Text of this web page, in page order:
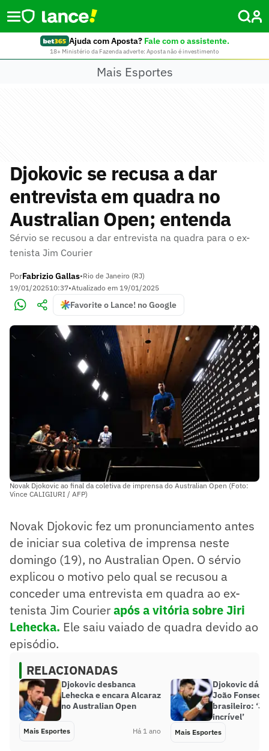
Ajuda com Aposta? Fale com o assistente.
18+ Ministério da Fazenda adverte: Aposta não é investimento
Mais Esportes
Djokovic se recusa a dar
entrevista em quadra no
Australian Open; entenda
Sérvio se recusou a dar entrevista na quadra para o ex-
tenista Jim Courier
PorFabrizio Gallas•Rio de Janeiro (RJ)
19/01/202510:37•Atualizado em 19/01/2025
Favorite o Lance! no Google
Novak Djokovic ao final da coletiva de imprensa do Australian Open (Foto:
Vince CALIGIURI / AFP)
Novak Djokovic fez um pronunciamento antes
de iniciar sua coletiva de imprensa neste
domingo (19), no Australian Open. O sérvio
explicou o motivo pelo qual se recusou a
conceder uma entrevista em quadra ao ex-
tenista Jim Courierapós a vitória sobre Jiri
Lehecka. Ele saiu vaiado de quadra devido ao
episódio.
RELACIONADAS
Djokovic desbanca
Lehecka e encara Alcaraz
no Australian Open
Mais Esportes Há 1 ano
Djokovic dá
João Fonseca
brasileiro:
incrível’
Mais Esportes